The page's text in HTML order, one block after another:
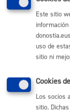
Mapas -
Sala de prensa
Mapa web
Otras páginas
Donostia Kirola
Donostia Kultura
Donostia Turismo
Fomento de San
Este sitio
uso de
sitio ni
Cookies
Los socios
sitio.